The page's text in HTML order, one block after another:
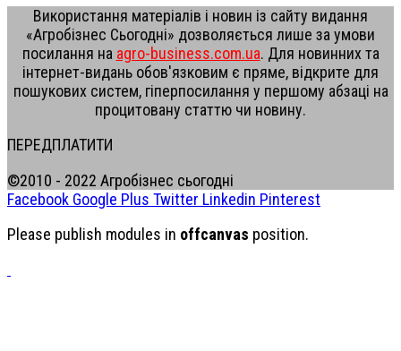
Використання матеріалів і новин із сайту видання
«Агробізнес Сьогодні» дозволяється лише за умови
посилання на agro-business.com.ua. Для новинних та
інтернет-видань обов'язковим є пряме, відкрите для
пошукових систем, гіперпосилання у першому абзаці на
процитовану статтю чи новину.
ПЕРЕДПЛАТИТИ
©2010 - 2022 Агробізнес сьогодні
Facebook Google Plus Twitter Linkedin Pinterest
Please publish modules in offcanvas position.